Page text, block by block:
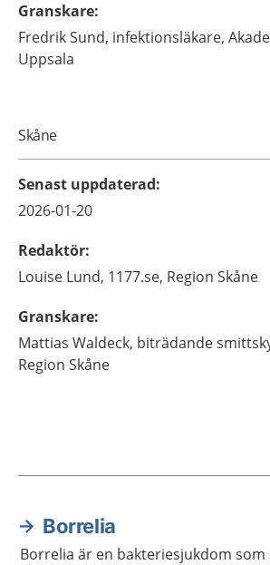
Granskare:
FredrikSund, infektionsläkare,
Uppsala
Skåne
Senast uppdaterad:
2026-01-20
Redaktör:
Louise Lund, 1177.se, Region Skåne
Granskare:
Mattias Waldeck, biträdande
Region Skåne
Aktuella artiklar
Borrelia
Borrelia är en bakteriesjukdom som